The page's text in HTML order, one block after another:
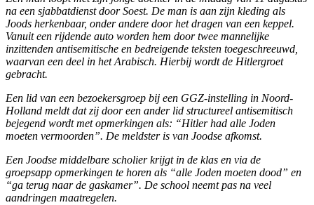
na een sjabbatdienst door Soest. De man is aan zijn kleding als
Joods herkenbaar, onder andere door het dragen van een keppel.
Vanuit een rijdende auto worden hem door twee mannelijke
inzittenden antisemitische en bedreigende teksten toegeschreeuwd,
waarvan een deel in het Arabisch. Hierbij wordt de Hitlergroet
gebracht.
Een lid van een bezoekersgroep bij een GGZ-instelling in Noord-
Holland meldt dat zij door een ander lid structureel antisemitisch
bejegend wordt met opmerkingen als: “Hitler had alle Joden
moeten vermoorden”. De meldster is van Joodse afkomst.
Een Joodse middelbare scholier krijgt in de klas en via de
groepsapp opmerkingen te horen als “alle Joden moeten dood” en
“ga terug naar de gaskamer”. De school neemt pas na veel
aandringen maatregelen.